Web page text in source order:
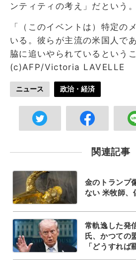
ンティティの考え」だという。
「（このイベントは）特定の
いる。彼らが主流の米国人で
脇に追いやられているというこ
(c)AFP/Victoria LAVELLE
ニュース 政治・経済
関連記事
金のトランプ
ない 米牧師、
常軌逸した発
氏、かつての
「どうすれば